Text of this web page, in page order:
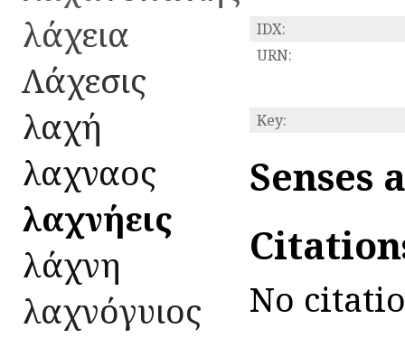
λάχεια
Λάχεσις
λαχή
λαχναῖος
λαχνήεις
λάχνη
λαχνόγυιος
IDX:
URN:
Key:
Senses
No